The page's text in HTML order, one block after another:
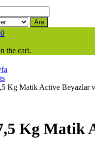
Ara
the cart.
Kg Matik Active Beyazlar
Kg Matik